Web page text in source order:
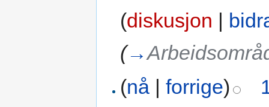
(diskusjon |
(→
(nå |forrige)